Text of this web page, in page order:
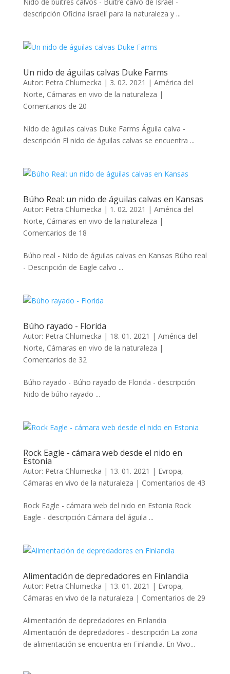
descripción Oficina israelí para la naturaleza y ...
Un nido de águilas calvas Duke Farms
Autor: Petra Chlumecka | 3. 02. 2021 | América del
Norte, Cámaras en vivo de la naturaleza |
Comentarios de 20
Nido de águilas calvas Duke Farms Águila calva -
descripción El nido de águilas calvas se encuentra ...
Búho Real: un nido de águilas calvas en Kansas
Autor: Petra Chlumecka | 1. 02. 2021 | América del
Norte, Cámaras en vivo de la naturaleza |
Comentarios de 18
Búho real - Nido de águilas calvas en Kansas Búho real
- Descripción de Eagle calvo ...
Búho rayado - Florida
Autor: Petra Chlumecka | 18. 01. 2021 | América del
Norte, Cámaras en vivo de la naturaleza |
Comentarios de 32
Búho rayado - Búho rayado de Florida - descripción
Nido de búho rayado ...
Rock Eagle - cámara web desde el nido en
Estonia
Autor: Petra Chlumecka | 13. 01. 2021 | Evropa,
Cámaras en vivo de la naturaleza | Comentarios de 43
Rock Eagle - cámara web del nido en Estonia Rock
Eagle - descripción Cámara del águila ...
Alimentación de depredadores en Finlandia
Autor: Petra Chlumecka | 13. 01. 2021 | Evropa,
Cámaras en vivo de la naturaleza | Comentarios de 29
Alimentación de depredadores en Finlandia
Alimentación de depredadores - descripción La zona
de alimentación se encuentra en Finlandia. En Vivo...